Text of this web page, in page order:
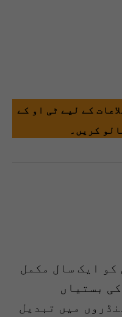
کے لیے ٹی او کے
کریں۔
کو ایک سال مکمل
بستیاں
میں تبدیل